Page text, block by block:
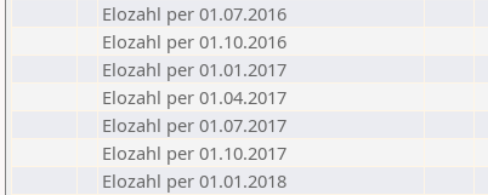
Elozahl per 01.07.2016
Elozahl per 01.10.2016
Elozahl per 01.01.2017
Elozahl per 01.04.2017
Elozahl per 01.07.2017
Elozahl per 01.10.2017
Elozahl per 01.01.2018